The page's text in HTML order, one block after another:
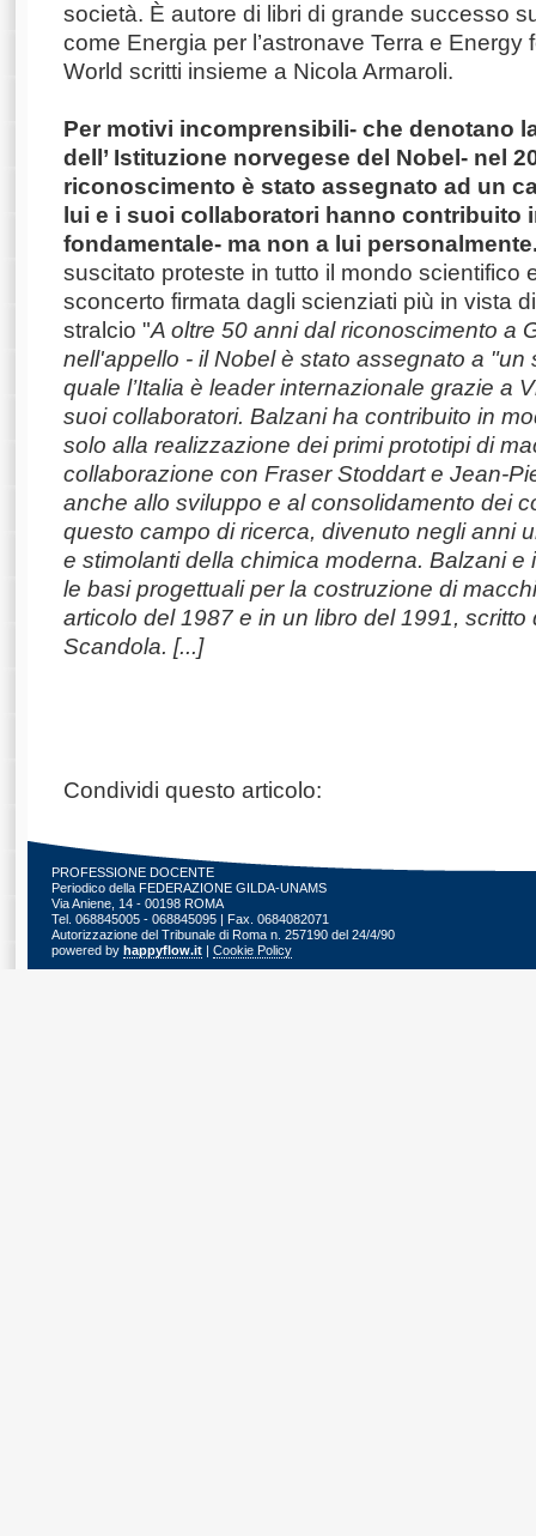
società. È autore di libri di grande successo
come Energia per l’astronave Terra e Energy
World scritti insieme a Nicola Armaroli.
Per motivi incomprensibili- che denotano
dell’ Istituzione norvegese del Nobel- nel
riconoscimento è stato assegnato ad un
lui e i suoi collaboratori hanno contribuito
fondamentale- ma non a lui
suscitato proteste in tutto il mondo scientifico
sconcerto firmata dagli scienziati più in vista
stralcio "A oltre 50 anni dal riconoscimento a
nell'appello - il Nobel è stato assegnato a "un
quale l’Italia è leader internazionale grazie a
suoi collaboratori. Balzani ha contribuito in
solo alla realizzazione dei primi prototipi di
collaborazione con Fraser Stoddart e Jean-
anche allo sviluppo e al consolidamento dei
questo campo di ricerca, divenuto negli anni
e stimolanti della chimica moderna. Balzani e
le basi progettuali per la costruzione di
articolo del 1987 e in un libro del 1991, scritto
Scandola. [...]
Condividi questo articolo:
PROFESSIONE DOCENTE
Periodico della FEDERAZIONE GILDA-UNAMS
Via Aniene, 14 - 00198 ROMA
Tel. 068845005 - 068845095 | Fax. 0684082071
Autorizzazione del Tribunale di Roma n. 257190 del 24/4/90
powered by happyflow.it | Cookie Policy